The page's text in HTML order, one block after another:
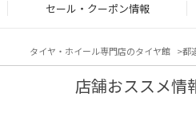
セール・クーポン情報
タイヤ・ホイール専門店のタイヤ館 都
店舗おススメ情